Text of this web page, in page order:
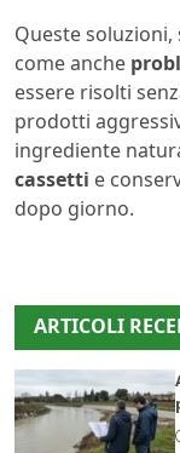
Queste
come anche
essere risolti
prodotti
ingrediente
cassetti e
dopo giorno.
ARTICOLI